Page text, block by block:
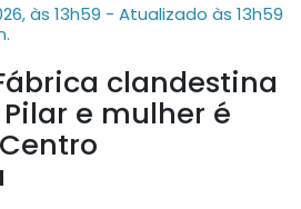
às 13h59 - Atualizado às 13h59
Fábrica clandestina
e mulher é